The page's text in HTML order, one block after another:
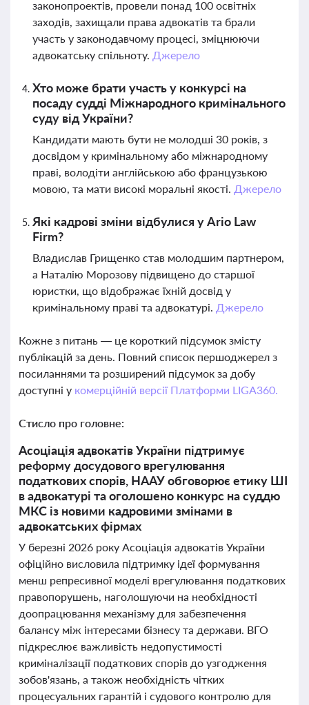
законопроектів, провели понад 100 освітніх
заходів, захищали права адвокатів та брали
участь у законодавчому процесі, зміцнюючи
адвокатську спільноту. Джерело
Хто може брати участь у конкурсі на
посаду судді Міжнародного кримінального
суду від України?
Кандидати мають бути не молодші 30 років, з
досвідом у кримінальному або міжнародному
праві, володіти англійською або французькою
мовою, та мати високі моральні якості. Джерело
Які кадрові зміни відбулися у Ario Law
Firm?
Владислав Грищенко став молодшим партнером,
а Наталію Морозову підвищено до старшої
юристки, що відображає їхній досвід у
кримінальному праві та адвокатурі. Джерело
Кожне з питань — це короткий підсумок змісту
публікацій за день. Повний список першоджерел з
посиланнями та розширений підсумок за добу
доступні у комерційній версії Платформи LIGA360.
Стисло про головне:
Асоціація адвокатів України підтримує
реформу досудового врегулювання
податкових спорів, НААУ обговорює етику ШІ
в адвокатурі та оголошено конкурс на суддю
МКС із новими кадровими змінами в
адвокатських фірмах
У березні 2026 року Асоціація адвокатів України
офіційно висловила підтримку ідеї формування
менш репресивної моделі врегулювання податкових
правопорушень, наголошуючи на необхідності
доопрацювання механізму для забезпечення
балансу між інтересами бізнесу та держави. ВГО
підкреслює важливість недопустимості
криміналізації податкових спорів до узгодження
зобов'язань, а також необхідність чітких
процесуальних гарантій і судового контролю для